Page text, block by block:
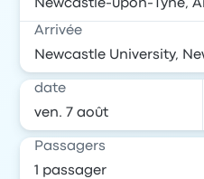
Arrivée
date
Passagers